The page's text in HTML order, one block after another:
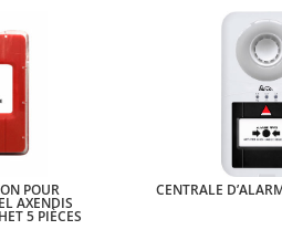
POUR
AXENDIS
5 PIÈCES
CENTRALE